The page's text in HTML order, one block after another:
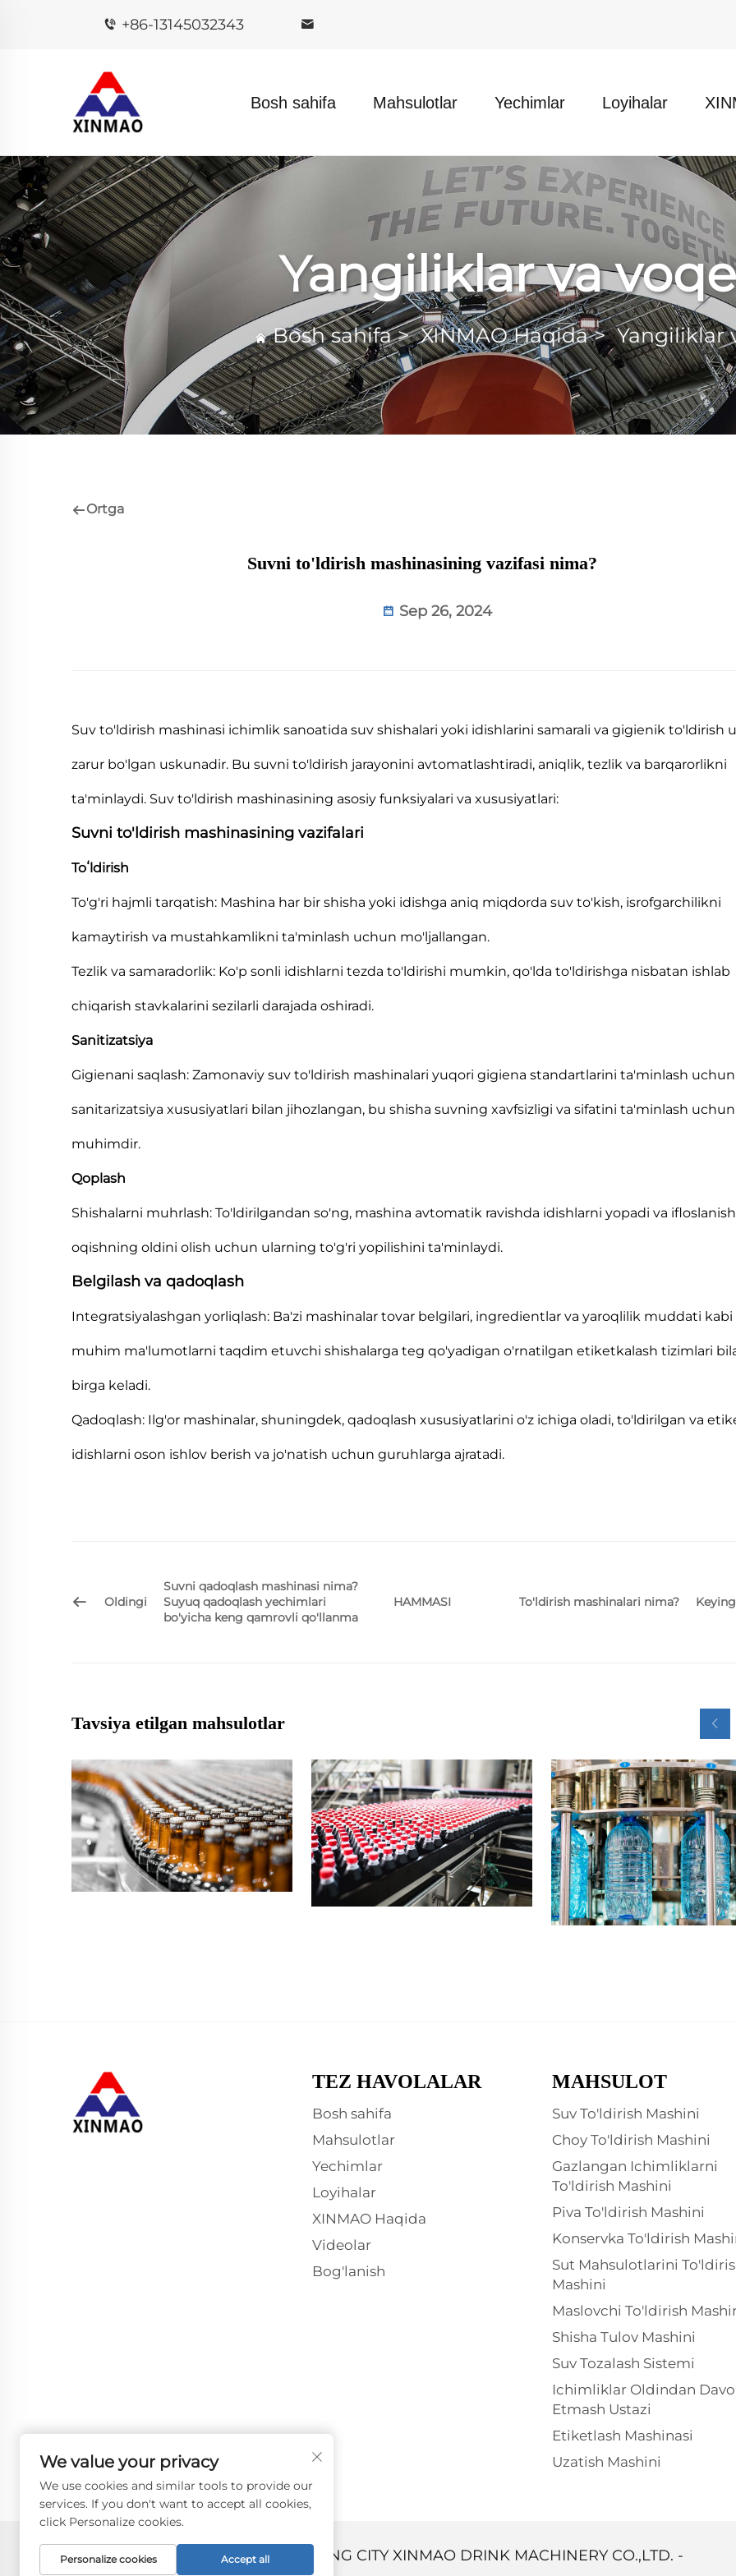
+86-13145032343
Bosh sahifa Mahsulotlar Yechimlar Loyihalar
Yangiliklar va
Bosh sahifa>XINMAO Haqida>Yangiliklar
Ortga
Suvni to'ldirish mashinasining vazifasi nima?
Sep 26, 2024
Suv to'ldirish mashinasi ichimlik sanoatida suv shishalari yoki idishlarini samarali va gigienik to'ldirish
zarur bo'lgan uskunadir. Bu suvni to'ldirish jarayonini avtomatlashtiradi, aniqlik, tezlik va barqarorlikni
ta'minlaydi. Suv to'ldirish mashinasining asosiy funksiyalari va xususiyatlari:
Suvni to'ldirish mashinasining vazifalari
Toʻldirish
To'g'ri hajmli tarqatish: Mashina har bir shisha yoki idishga aniq miqdorda suv to'kish, isrofgarchilikni
kamaytirish va mustahkamlikni ta'minlash uchun mo'ljallangan.
Tezlik va samaradorlik: Ko'p sonli idishlarni tezda to'ldirishi mumkin, qo'lda to'ldirishga nisbatan ishlab
chiqarish stavkalarini sezilarli darajada oshiradi.
Sanitizatsiya
Gigienani saqlash: Zamonaviy suv to'ldirish mashinalari yuqori gigiena standartlarini ta'minlash uchun
sanitarizatsiya xususiyatlari bilan jihozlangan, bu shisha suvning xavfsizligi va sifatini ta'minlash
muhimdir.
Qoplash
Shishalarni muhrlash: To'ldirilgandan so'ng, mashina avtomatik ravishda idishlarni yopadi va
oqishning oldini olish uchun ularning to'g'ri yopilishini ta'minlaydi.
Belgilash va qadoqlash
Integratsiyalashgan yorliqlash: Ba'zi mashinalar tovar belgilari, ingredientlar va yaroqlilik muddati kabi
muhim ma'lumotlarni taqdim etuvchi shishalarga teg qo'yadigan o'rnatilgan etiketkalash tizimlari
birga keladi.
Qadoqlash: Ilg'or mashinalar, shuningdek, qadoqlash xususiyatlarini o'z ichiga oladi, to'ldirilgan va
idishlarni oson ishlov berish va jo'natish uchun guruhlarga ajratadi.
Oldingi
Suvni qadoqlash mashinasi nima?
Suyuq qadoqlash yechimlari
bo'yicha keng qamrovli qo'llanma
HAMMASI To'ldirish mashinalari nima?
Tavsiya etilgan mahsulotlar
TEZ HAVOLALAR
Bosh sahifa
Mahsulotlar
Yechimlar
Loyihalar
XINMAO Haqida
Videolar
Bog'lanish
MAHSULOT
Suv To'ldirish Mashini
Choy To'ldirish Mashini
Gazlangan Ichimliklarni
To'ldirish Mashini
Piva To'ldirish Mashini
Konservka To'ldirish
Sut Mahsulotlarini
Mashini
Maslovchi To'ldirish
Shisha Tulov Mashini
Suv Tozalash Sistemi
Ichimliklar Oldindan
Etmash Ustazi
Etiketlash Mashinasi
Uzatish Mashini
Copyright © 2024 by ZHANGJIAGANG CITY XINMAO DRINK MACHINERY CO.,LTD. -
We value your privacy
We use cookies and similar tools to provide our
services. If you don't want to accept all cookies,
click Personalize cookies.
Personalize cookies Accept all